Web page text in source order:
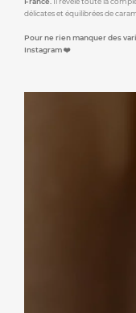
délicates et équilibrées de
Pour ne rien manquer des
Instagram ❤️